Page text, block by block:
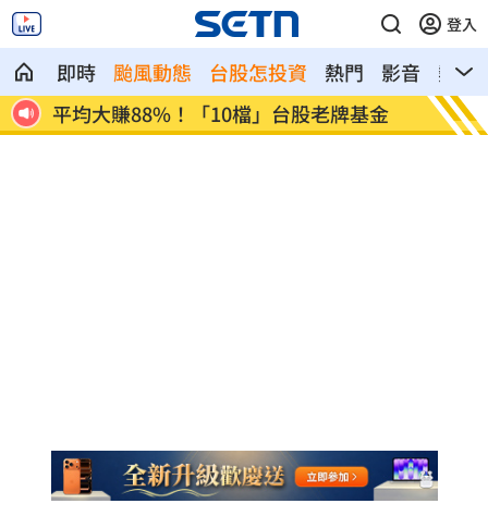
登入
即時 颱風動態 台股怎投資 熱門 影音
熱搜
肉搜黃爸慘了！惹毛輝達下場曝
川普
遊